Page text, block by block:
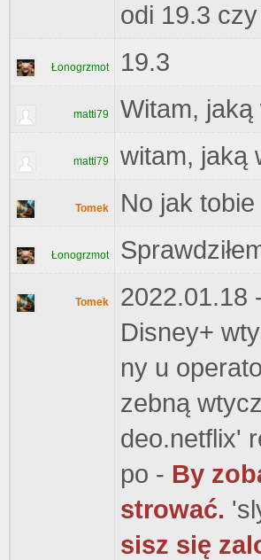
odi 19.3
Łonogrzmot 19.3
matti79 Witam,
matti79 witam, jaką
Tomek No jak
Łonogrzmot
Tomek
2022.01.18
Disney+
ny u
zebną
deo.netflix'
po - By
strować.
sisz się